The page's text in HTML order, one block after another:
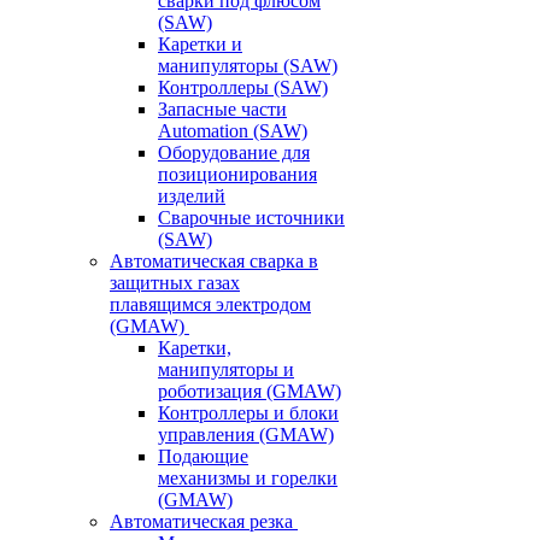
(SAW)
Каретки и
манипуляторы (SAW)
Контроллеры (SAW)
Запасные части
Automation (SAW)
Оборудование для
позиционирования
изделий
Сварочные источники
(SAW)
Автоматическая сварка в
защитных газах
плавящимся электродом
(GMAW)
Каретки,
манипуляторы и
роботизация (GMAW)
Контроллеры и блоки
управления (GMAW)
Подающие
механизмы и горелки
(GMAW)
Автоматическая резка